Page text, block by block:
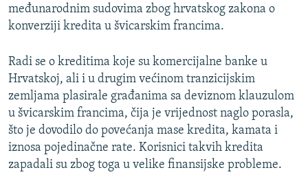
međunarodnim sudovima zbog hrvatskog zakona o
konverziji kredita u švicarskim francima.
Radi se o kreditima koje su komercijalne banke u
Hrvatskoj, ali i u drugim većinom tranzicijskim
zemljama plasirale građanima sa deviznom klauzulom
u švicarskim francima, čija je vrijednost naglo porasla,
što je dovodilo do povećanja mase kredita, kamata i
iznosa pojedinačne rate. Korisnici takvih kredita
zapadali su zbog toga u velike finansijske probleme.